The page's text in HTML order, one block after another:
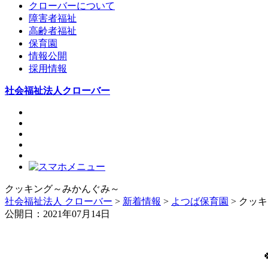
クローバーについて
障害者福祉
高齢者福祉
保育園
情報公開
採用情報
社会福祉法人クローバー
クッキング～みかんぐみ～
社会福祉法人 クローバー > 新着情報 > よつば保育園 > クッ
公開日：2021年07月14日